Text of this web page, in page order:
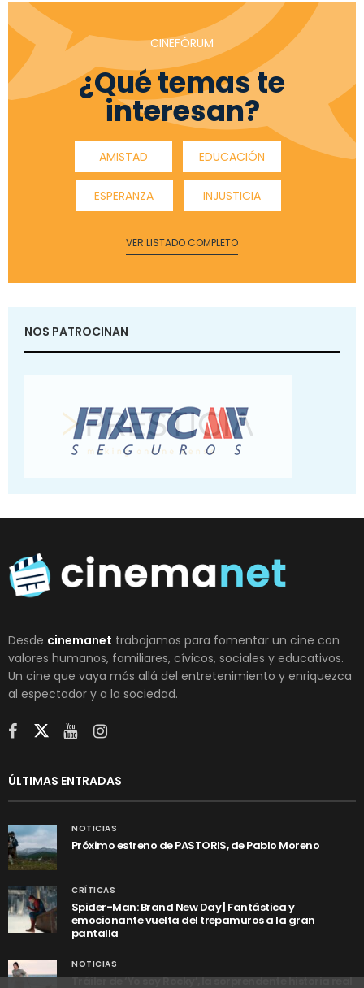
CINEFÓRUM
¿Qué temas te
interesan?
AMISTAD EDUCACIÓN
ESPERANZA INJUSTICIA
VER LISTADO COMPLETO
NOS PATROCINAN
Desde cinemanet trabajamos para fomentar un cine con
valores humanos, familiares, cívicos, sociales y educativos.
Un cine que vaya más allá del entretenimiento y enriquezca
al espectador y a la sociedad.
ÚLTIMAS ENTRADAS
NOTICIAS
Próximo estreno de PASTORIS, de Pablo Moreno
CRÍTICAS
Spider-Man: Brand New Day | Fantástica y
emocionante vuelta del trepamuros a la gran
pantalla
NOTICIAS
Tráiler de ‘Yo soy Rocky’, la sorprendente historia real